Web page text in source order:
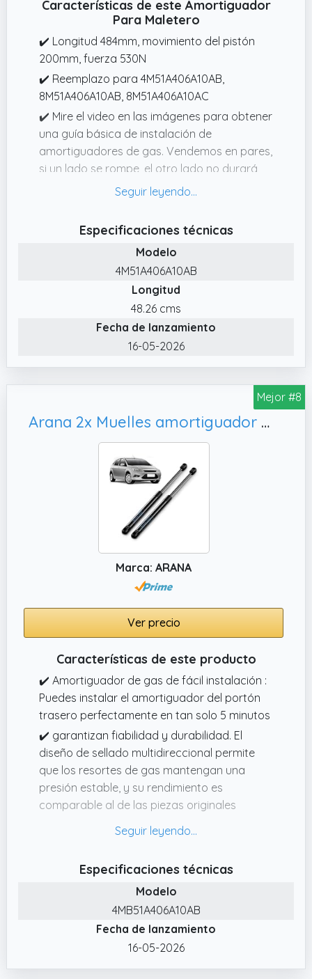
Características de este Amortiguador
Para Maletero
✔️ Longitud 484mm, movimiento del pistón
200mm, fuerza 530N
✔️ Reemplazo para 4M51A406A10AB,
8M51A406A10AB, 8M51A406A10AC
✔️ Mire el video en las imágenes para obtener
una guía básica de instalación de
amortiguadores de gas. Vendemos en pares,
si un lado se rompe, el otro lado no durará
retorno al rendimiento original. Todos
nuestros amortiguadores de gas están
fabricados para igualar o superar las
especificaciones originales.
✔️ Par de Resorte de gas Maletero hidráulico
compatible con Ford Focus Mk2 20042012
Especificaciones técnicas
Modelo
4M51A406A10AB
Longitud
48.26 cms
Fecha de lanzamiento
16-05-2026
Mejor #8
Arana 2x Muelles amortiguador maletero, repuesto #4M51A406A10AB
Marca: ARANA
Ver precio
Características de este producto
✔️ Amortiguador de gas de fácil instalación :
Puedes instalar el amortiguador del portón
trasero perfectamente en tan solo 5 minutos
✔️ garantizan fiabilidad y durabilidad. El
diseño de sellado multidireccional permite
que los resortes de gas mantengan una
presión estable, y su rendimiento es
comparable al de las piezas originales
✔️ Compatibilidad perfecta : Compatible con
✔️ Servicio postventa confiable : Antes de
comprar, verifica el modelo y estilo del
vehículo para evitar compras incorrectas.
Nuestro servicio al cliente está disponible las
24 horas para resolver cualquier consulta de
forma rápida
Especificaciones técnicas
Modelo
4MB51A406A10AB
Fecha de lanzamiento
16-05-2026